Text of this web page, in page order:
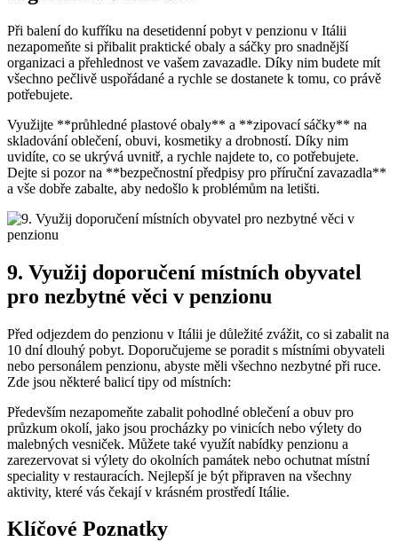
Při balení do kufříku na desetidenní pobyt v penzionu v Itálii
nezapomeňte si přibalit praktické obaly a sáčky pro snadnější
organizaci a přehlednost ve vašem zavazadle. Díky nim budete mít
všechno pečlivě uspořádané a rychle se dostanete k tomu, co právě
potřebujete.
Využijte **průhledné plastové obaly** a **zipovací sáčky** na
skladování oblečení, obuvi, kosmetiky a drobností. Díky nim
uvidíte, co se ukrývá uvnitř, a rychle najdete to, co potřebujete.
Dejte si pozor na **bezpečnostní předpisy pro příruční zavazadla**
a vše dobře zabalte, aby nedošlo k problémům na letišti.
9. Využij doporučení místních obyvatel
pro nezbytné věci v penzionu
Před odjezdem do penzionu v Itálii je důležité zvážit, co si zabalit na
10 dní dlouhý pobyt. Doporučujeme se poradit s místními obyvateli
nebo personálem penzionu, abyste měli všechno nezbytné při ruce.
Zde jsou některé balicí tipy od místních:
Především nezapomeňte zabalit pohodlné oblečení a obuv pro
průzkum okolí, jako jsou procházky po vinicích nebo výlety do
malebných vesniček. Můžete také využít nabídky penzionu a
zarezervovat si výlety do okolních památek nebo ochutnat místní
speciality v restauracích. Nejlepší je být připraven na všechny
aktivity, které vás čekají v krásném prostředí Itálie.
Klíčové Poznatky